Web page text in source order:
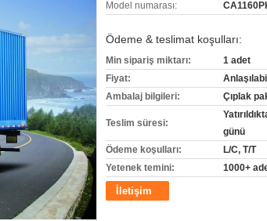
Model numarası:
Ödeme & teslimat koşulları:
Min sipariş miktarı:
1 adet
Fiyat:
Ambalaj bilgileri:
Çıplak
Teslim süresi:
günü
Ödeme koşulları:
L/C, T/T
Yetenek temini:
1000+
İletişim